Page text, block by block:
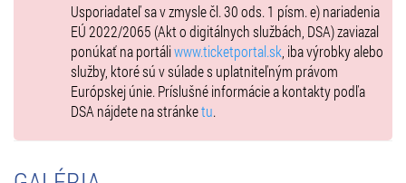
Usporiadateľ sa v zmysle čl. 30 ods. 1 písm. e) nariadenia
EÚ 2022/2065 (Akt o digitálnych službách, DSA) zaviazal
ponúkať na portáliwww.ticketportal.sk , iba výrobky alebo
služby, ktoré sú v súlade s uplatniteľným právom
Európskej únie. Príslušné informácie a kontakty podľa
DSA nájdete na stránketu.